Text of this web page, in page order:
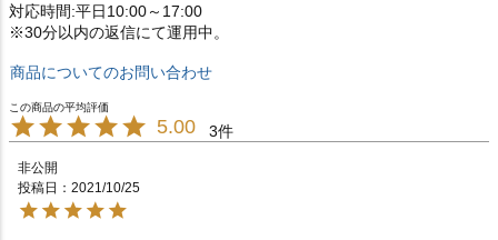
対応時間:平日10:00～17:00
※30分以内の返信にて運用中。
商品についてのお問い合わせ
5.00 3
非公開
投稿日
2021/10/25